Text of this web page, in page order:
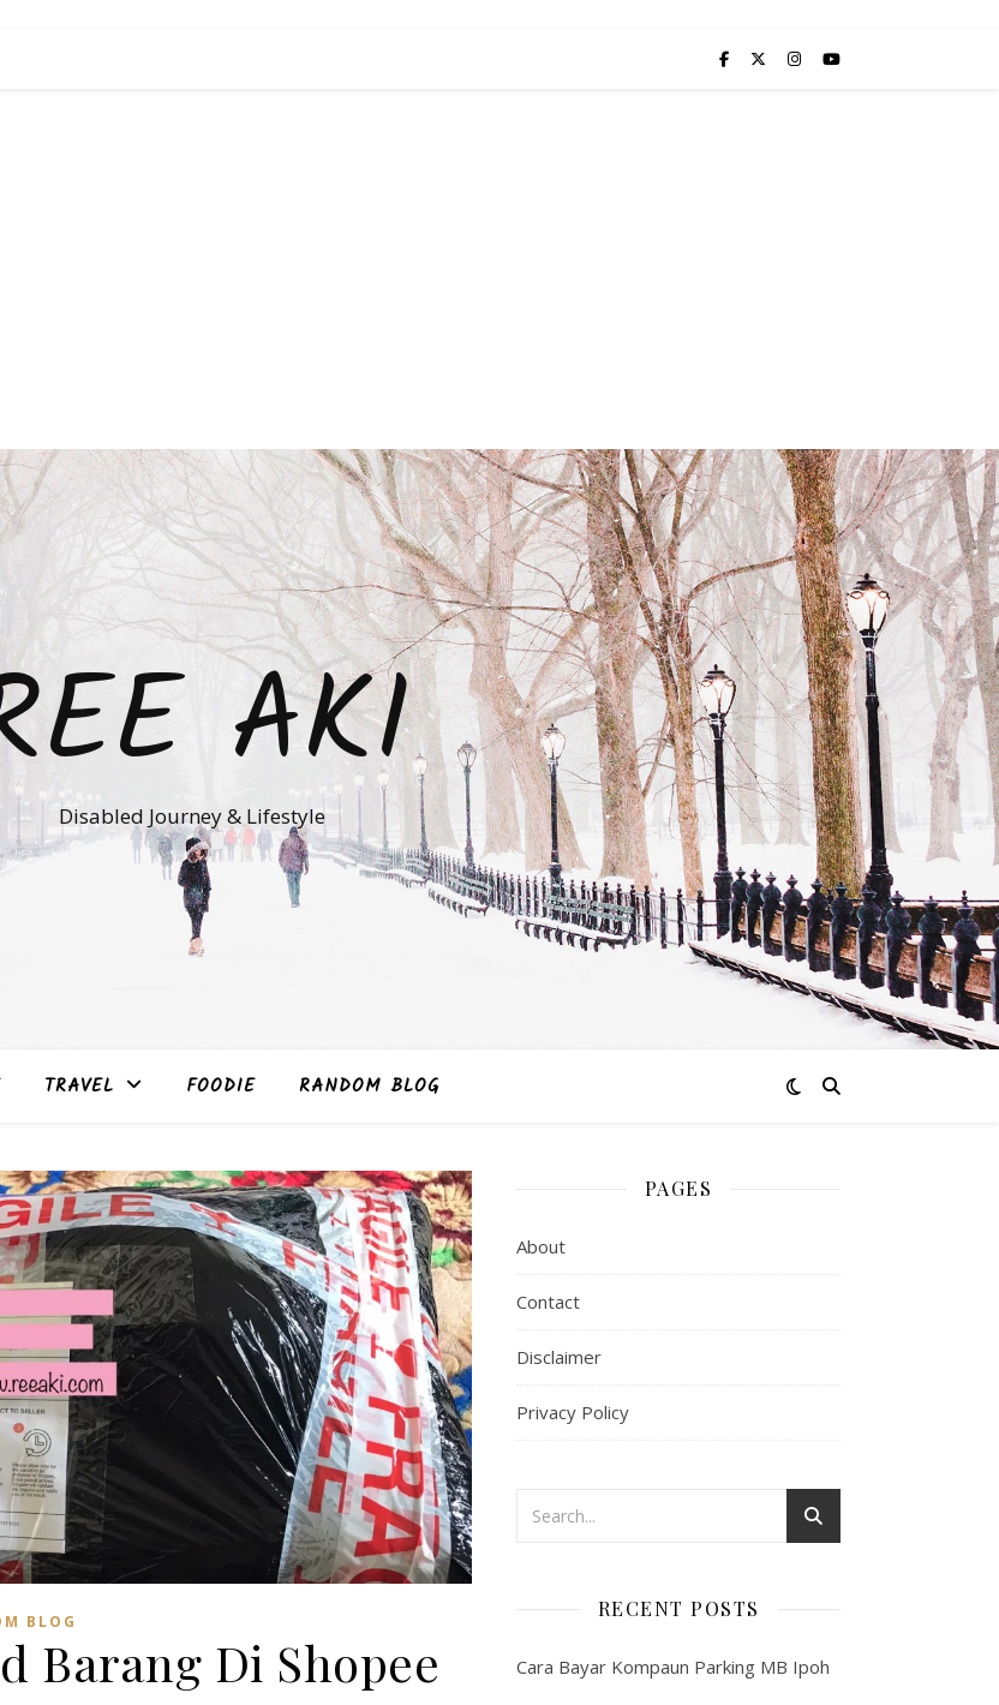
AKI
Disabled Journey & Lifestyle
TRAVEL FOODIE RANDOM BLOG
BLOG
Barang Di Shopee
PAGES
About
Contact
Disclaimer
Privacy Policy
RECENT POSTS
Cara Bayar Kompaun Parking MB Ipoh